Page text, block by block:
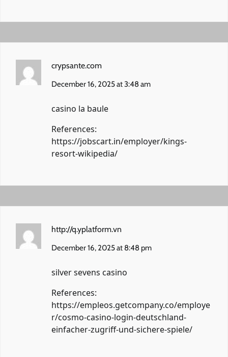
crypsante.com
December 16, 2025 at 3:48 am
casino la baule
References:
https://jobscart.in/employer/kings-
resort-wikipedia/
http://q.yplatform.vn
December 16, 2025 at 8:48 pm
silver sevens casino
References:
https://empleos.getcompany.co/employe
r/cosmo-casino-login-deutschland-
einfacher-zugriff-und-sichere-spiele/